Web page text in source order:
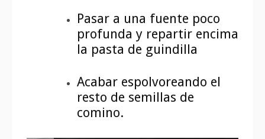
Pasar a una fuente poco
profunda y repartir encima
la pasta de guindilla
Acabar espolvoreando el
resto de semillas de
comino.